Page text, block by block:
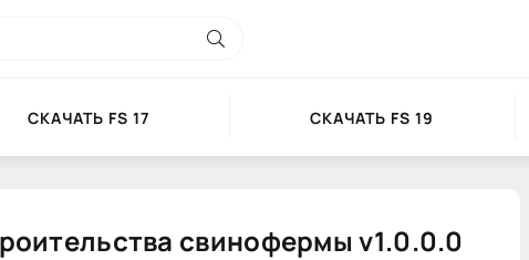
СКАЧАТЬ FS 17 СКАЧАТЬ FS 19
свинофермы v1.0.0.0